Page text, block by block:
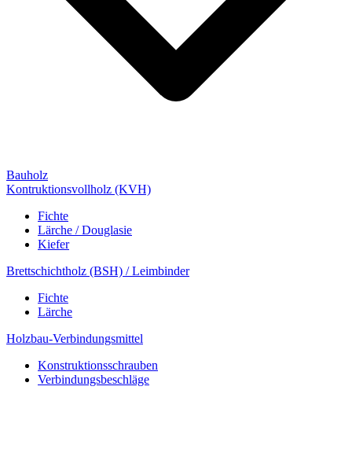
Bauholz
Kontruktionsvollholz (KVH)
Fichte
Lärche / Douglasie
Kiefer
Brettschichtholz (BSH) / Leimbinder
Fichte
Lärche
Holzbau-Verbindungsmittel
Konstruktionsschrauben
Verbindungsbeschläge